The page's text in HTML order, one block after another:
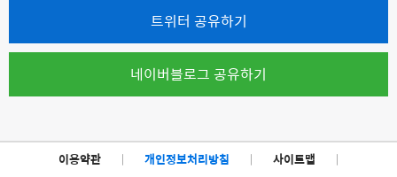
트위터 공유하기
네이버블로그 공유하기
이용약관 | 개인정보처리방침 | 사이트맵
|